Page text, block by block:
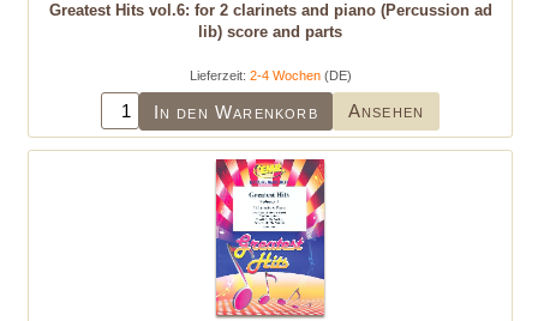
Greatest Hits vol.6: for 2 clarinets and piano (Percussion ad
lib) score and parts
Lieferzeit: 2-4 Wochen(DE)
In den Warenkorb Ansehen